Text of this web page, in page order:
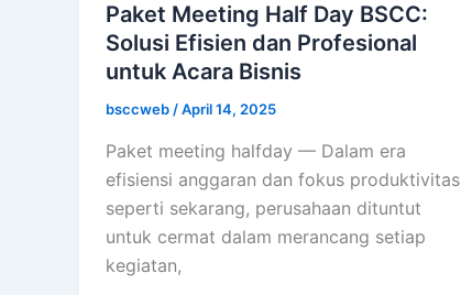
Paket Meeting Half Day BSCC:
Solusi Efisien dan Profesional
untuk Acara Bisnis
bsccweb /April 14, 2025
Paket meeting halfday — Dalam era
efisiensi anggaran dan fokus produktivitas
seperti sekarang, perusahaan dituntut
untuk cermat dalam merancang setiap
kegiatan,